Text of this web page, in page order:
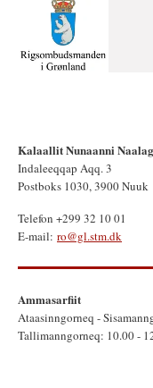
Kalaallit Nunaanni
Indaleeqqap Aqq. 3
Postboks 1030, 3900 Nuuk
Telefon +299 32 10 01
E-mail: ro@gl.stm.dk
Ammasarfiit
Ataasinngorneq -
Tallimanngorneq: 10.00 -